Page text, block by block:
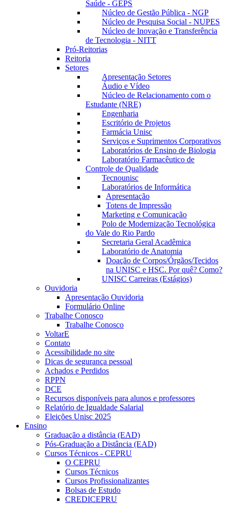
Saúde - GEPS
Núcleo de Gestão Pública - NGP
Núcleo de Pesquisa Social - NUPES
Núcleo de Inovação e Transferência
de Tecnologia - NITT
Pró-Reitorias
Reitoria
Setores
Apresentação Setores
Áudio e Vídeo
Núcleo de Relacionamento com o
Estudante (NRE)
Engenharia
Escritório de Projetos
Farmácia Unisc
Serviços e Suprimentos Corporativos
Laboratórios de Ensino de Biologia
Laboratório Farmacêutico de
Controle de Qualidade
Tecnounisc
Laboratórios de Informática
Apresentação
Totens de Impressão
Marketing e Comunicação
Polo de Modernização Tecnológica
do Vale do Rio Pardo
Secretaria Geral Acadêmica
Laboratório de Anatomia
Doação de Corpos/Órgãos/Tecidos
na UNISC e HSC. Por quê? Como?
UNISC Carreiras (Estágios)
Ouvidoria
Apresentação Ouvidoria
Formulário Online
Trabalhe Conosco
Trabalhe Conosco
VoltarE
Contato
Acessibilidade no site
Dicas de segurança pessoal
Achados e Perdidos
RPPN
DCE
Recursos disponíveis para alunos e professores
Relatório de Igualdade Salarial
Eleições Unisc 2025
Ensino
Graduação a distância (EAD)
Pós-Graduação a Distância (EAD)
Cursos Técnicos - CEPRU
O CEPRU
Cursos Técnicos
Cursos Profissionalizantes
Bolsas de Estudo
CREDICEPRU